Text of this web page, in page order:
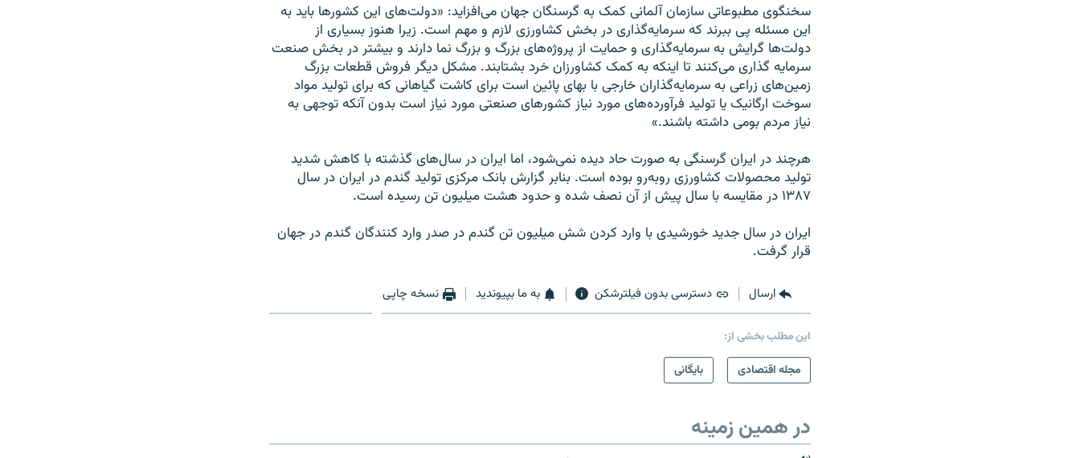
سخنگوی مطبوعاتی سازمان آلمانی کمک به گرسنگان جهان می‌افزاید: «دولت‌های این کشورها باید به
این مسئله پی ببرند که سرمایه‌گذاری در بخش کشاورزی لازم و مهم است. زیرا هنوز بسیاری از
دولت‌ها گرایش به سرمایه‌گذاری و حمایت از پروژه‌های بزرگ و بزرگ نما دارند و بیشتر در بخش صنعت
سرمایه گذاری می‌کنند تا اینکه به کمک کشاورزان خرد بشتابند. مشکل دیگر فروش قطعات بزرگ
زمین‌های زراعی به سرمایه‌گذاران خارجی با بهای پائین است برای کاشت گیاهانی که برای تولید مواد
سوخت ارگانیک یا تولید فرآورده‌های مورد نیاز کشورهای صنعتی مورد نیاز است بدون آنکه توجهی به
نیاز مردم بومی‌ داشته باشند.»
هرچند در ایران گرسنگی به صورت حاد دیده نمی‌شود، اما ایران در سال‌های گذشته با کاهش شدید
تولید محصولات کشاورزی روبه‌رو بوده است. بنابر گزارش بانک مرکزی تولید گندم در ایران در سال
۱۳۸۷ در مقایسه با سال پیش از آن نصف شده و حدود هشت میلیون تن رسیده است.
ایران در سال جدید خورشیدی با وارد کردن شش میلیون تن گندم در صدر وارد کنندگان گندم در جهان
قرار گرفت.
ارسال دسترسی بدون فیلترشکن به ما بپیوندید نسخه چاپی
این مطلب بخشی از:
مجله اقتصادی
بایگانی
در همین زمینه